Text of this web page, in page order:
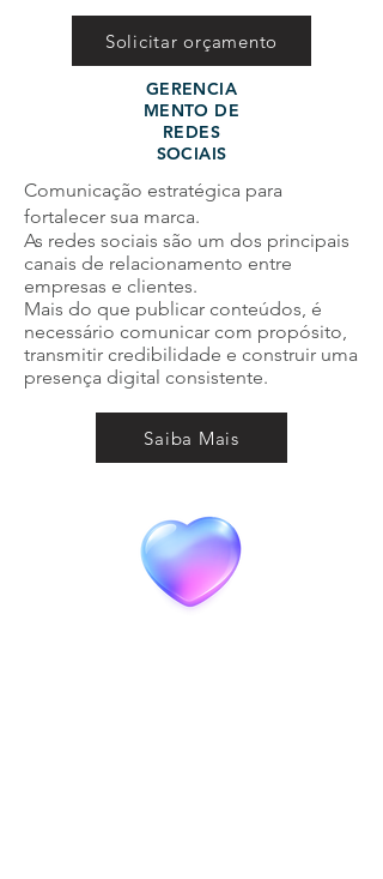
Solicitar orçamento
GERENCIA
MENTO DE
REDES
SOCIAIS
Comunicação estratégica para
fortalecer sua marca.
As redes sociais são um dos principais
canais de relacionamento entre
empresas e clientes.
Mais do que publicar conteúdos, é
necessário comunicar com propósito,
transmitir credibilidade e construir uma
presença digital consistente.
Saiba Mais